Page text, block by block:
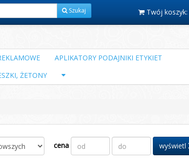
Szukaj Twój koszyk:
APLIKATORY PODAJNIKI ETYKIET
ŻETONY
cena wyświetl